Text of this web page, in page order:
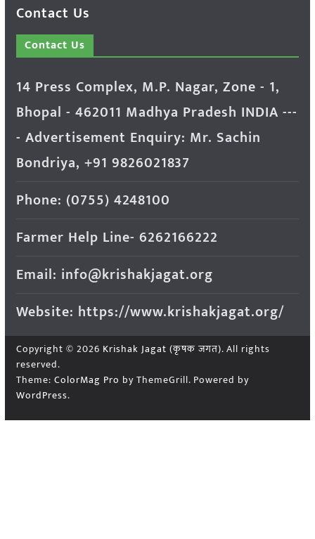
Contact Us
Contact Us
14 Press Complex, M.P. Nagar, Zone - 1,
Bhopal - 462011 Madhya Pradesh INDIA ---
- Advertisement Enquiry: Mr. Sachin
Bondriya, +91 9826021837
Phone: (0755) 4248100
Farmer Help Line- 6262166222
Email: info@krishakjagat.org
Website: https://www.krishakjagat.org/
Copyright © 2026 Krishak Jagat (कृषक जगत). All rights
reserved.
Theme: ColorMag Pro by ThemeGrill. Powered by
WordPress.